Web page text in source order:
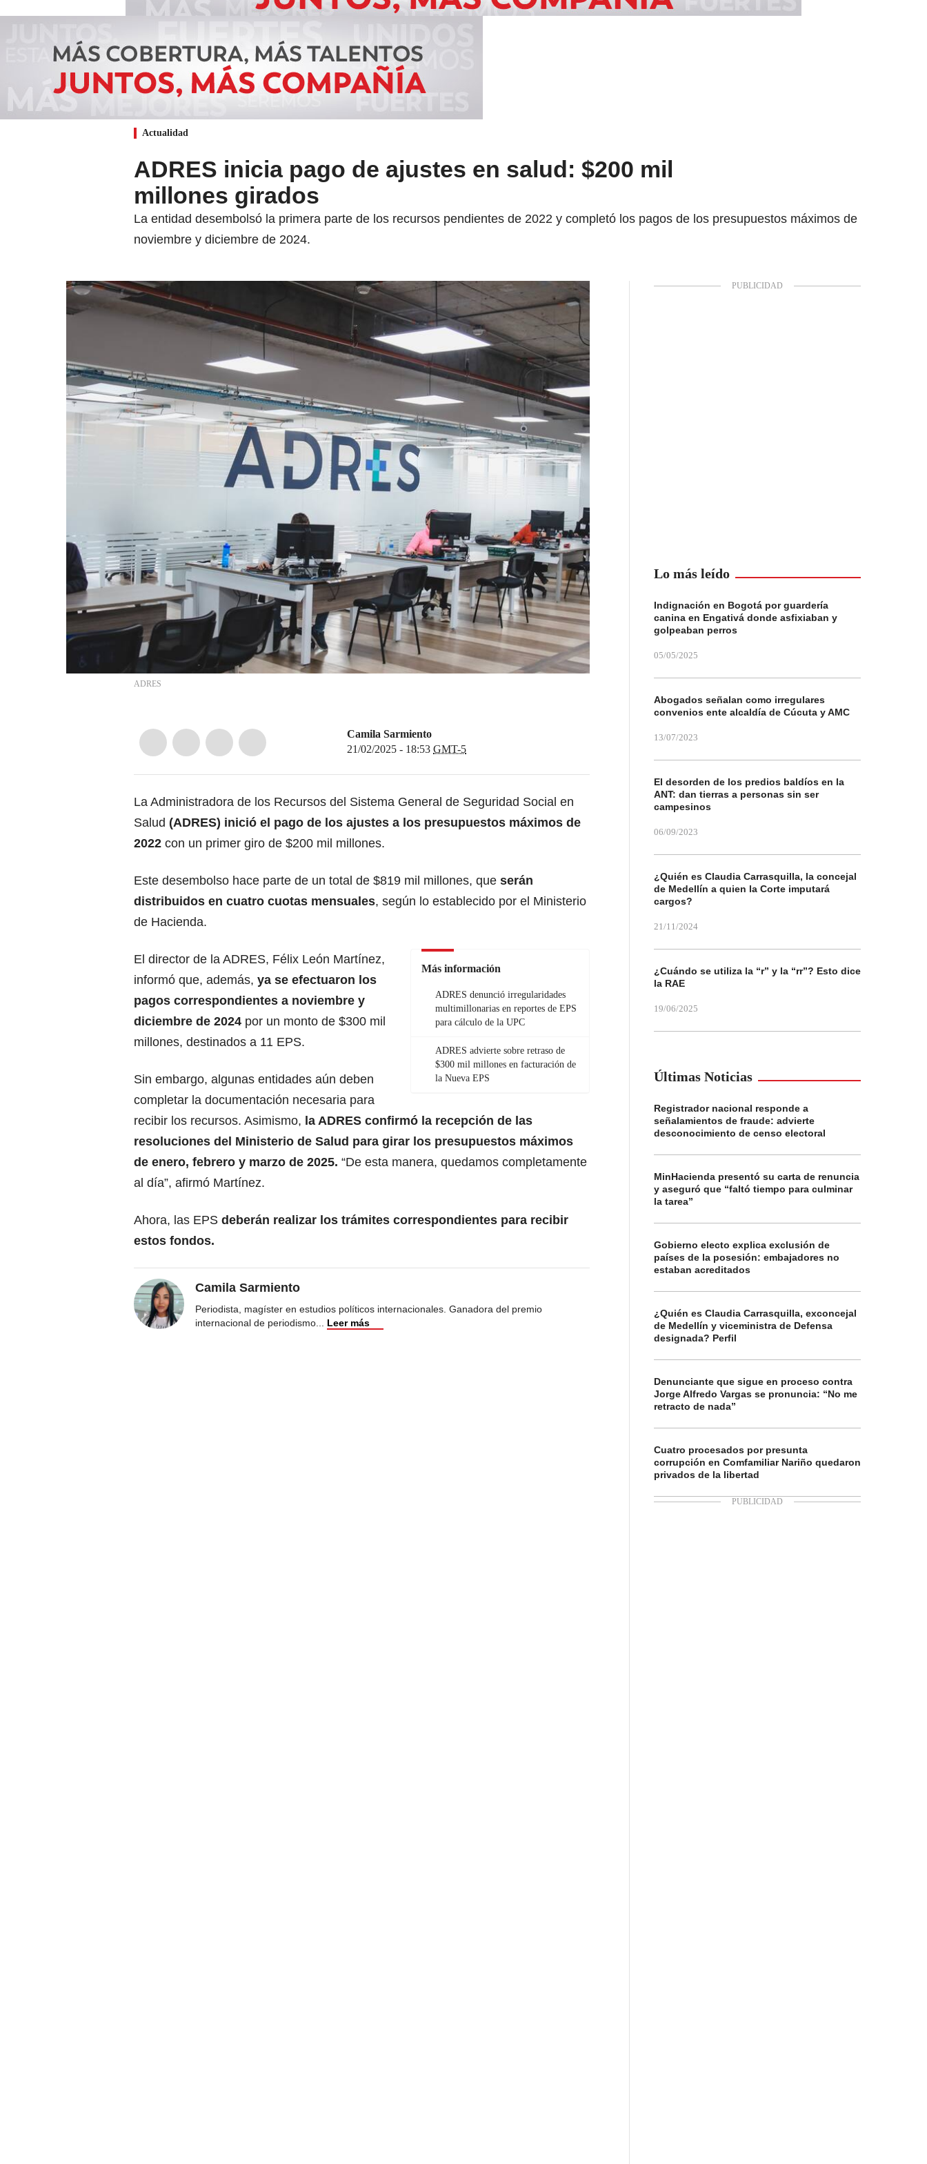
Actualidad
ADRES inicia pago de ajustes en salud: $200 mil
millones girados
La entidad desembolsó la primera parte de los recursos pendientes de 2022 y completó los pagos de los presupuestos máximos de
noviembre y diciembre de 2024.
ADRES
Camila Sarmiento
21/02/2025 - 18:53 GMT-5
La Administradora de los Recursos del Sistema General de Seguridad Social en
Salud (ADRES) inició el pago de los ajustes a los presupuestos máximos de
2022 con un primer giro de $200 mil millones.
Este desembolso hace parte de un total de $819 mil millones, que serán
distribuidos en cuatro cuotas mensuales, según lo establecido por el Ministerio
de Hacienda.
Más información
ADRES denunció irregularidades
multimillonarias en reportes de EPS
para cálculo de la UPC
ADRES advierte sobre retraso de
$300 mil millones en facturación de
la Nueva EPS
El director de la ADRES, Félix León Martínez,
informó que, además, ya se efectuaron los
pagos correspondientes a noviembre y
diciembre de 2024 por un monto de $300 mil
millones, destinados a 11 EPS.
Sin embargo, algunas entidades aún deben
completar la documentación necesaria para
recibir los recursos. Asimismo, la ADRES confirmó la recepción de las
resoluciones del Ministerio de Salud para girar los presupuestos máximos
de enero, febrero y marzo de 2025. “De esta manera, quedamos completamente
al día”, afirmó Martínez.
Ahora, las EPS deberán realizar los trámites correspondientes para recibir
estos fondos.
Camila Sarmiento
Periodista, magíster en estudios políticos internacionales. Ganadora del premio
internacional de periodismo... Leer más
Lo más leído
Indignación en Bogotá por guardería
canina en Engativá donde asfixiaban y
golpeaban perros
05/05/2025
Abogados señalan como irregulares
convenios ente alcaldía de Cúcuta y AMC
13/07/2023
El desorden de los predios baldíos en la
ANT: dan tierras a personas sin ser
campesinos
06/09/2023
¿Quién es Claudia Carrasquilla, la concejal
de Medellín a quien la Corte imputará
cargos?
21/11/2024
¿Cuándo se utiliza la “r” y la “rr”? Esto dice
la RAE
19/06/2025
Últimas Noticias
Registrador nacional responde a
señalamientos de fraude: advierte
desconocimiento de censo electoral
MinHacienda presentó su carta de renuncia
y aseguró que “faltó tiempo para culminar
la tarea”
Gobierno electo explica exclusión de
países de la posesión: embajadores no
estaban acreditados
¿Quién es Claudia Carrasquilla, exconcejal
de Medellín y viceministra de Defensa
designada? Perfil
Denunciante que sigue en proceso contra
Jorge Alfredo Vargas se pronuncia: “No me
retracto de nada”
Cuatro procesados por presunta
corrupción en Comfamiliar Nariño quedaron
privados de la libertad